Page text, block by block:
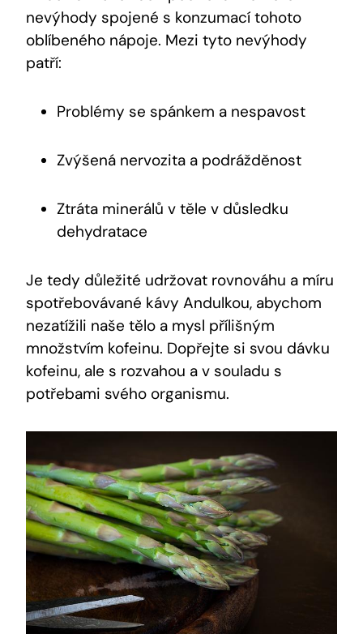
nevýhody spojené s konzumací tohoto
oblíbeného nápoje. Mezi tyto nevýhody
patří:
Problémy se spánkem a nespavost
Zvýšená nervozita a podrážděnost
Ztráta minerálů v těle v důsledku
dehydratace
Je tedy důležité udržovat rovnováhu a míru
spotřebovávané kávy Andulkou, abychom
nezatížili naše tělo a mysl přílišným
množstvím kofeinu. Dopřejte si svou dávku
kofeinu, ale s rozvahou a v souladu s
potřebami svého organismu.